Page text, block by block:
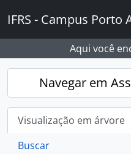
IFRS - Campus Porto
Aqui você
Navegar em
Visualização em árvore
Buscar